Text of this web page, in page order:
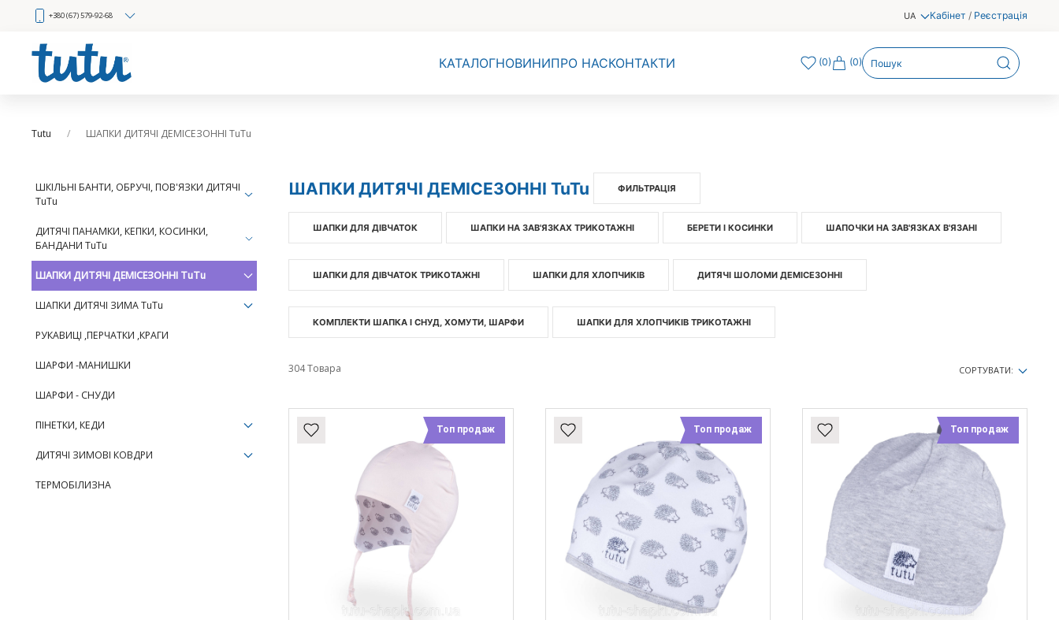
+380 (67) 579-92-68 UA Кабінет / Реєстрація
КАТАЛОГНОВИНИПРО НАСКОНТАКТИ (0) (0)
Tutu ШАПКИ ДИТЯЧІ ДЕМІСЕЗОННІ TuTu
ШКІЛЬНІ БАНТИ, ОБРУЧІ, ПОВ'ЯЗКИ ДИТЯЧІ
TuTu
ДИТЯЧІ ПАНАМКИ, КЕПКИ, КОСИНКИ,
БАНДАНИ TuTu
ШАПКИ ДИТЯЧІ ДЕМІСЕЗОННІ TuTu
ШАПКИ ДИТЯЧІ ЗИМА TuTu
РУКАВИЦІ ,ПЕРЧАТКИ ,КРАГИ
ШАРФИ -МАНИШКИ
ШАРФИ - СНУДИ
ПІНЕТКИ, КЕДИ
ДИТЯЧІ ЗИМОВІ КОВДРИ
ТЕРМОБІЛИЗНА
ШАПКИ ДИТЯЧІ ДЕМІСЕЗОННІ TuTu ФИЛЬТРАЦІЯ
ШАПКИ ДЛЯ ДІВЧАТОК ШАПКИ НА ЗАВ'ЯЗКАХ ТРИКОТАЖНІ БЕРЕТИ І КОСИНКИ ШАПОЧКИ НА ЗАВ'ЯЗКАХ В'ЯЗАНІ
ШАПКИ ДЛЯ ДІВЧАТОК ТРИКОТАЖНІ ШАПКИ ДЛЯ ХЛОПЧИКІВ ДИТЯЧІ ШОЛОМИ ДЕМІСЕЗОННІ
КОМПЛЕКТИ ШАПКА І СНУД, ХОМУТИ, ШАРФИ ШАПКИ ДЛЯ ХЛОПЧИКІВ ТРИКОТАЖНІ
304 Товара СОРТУВАТИ:
Топ продаж Топ продаж Топ продаж